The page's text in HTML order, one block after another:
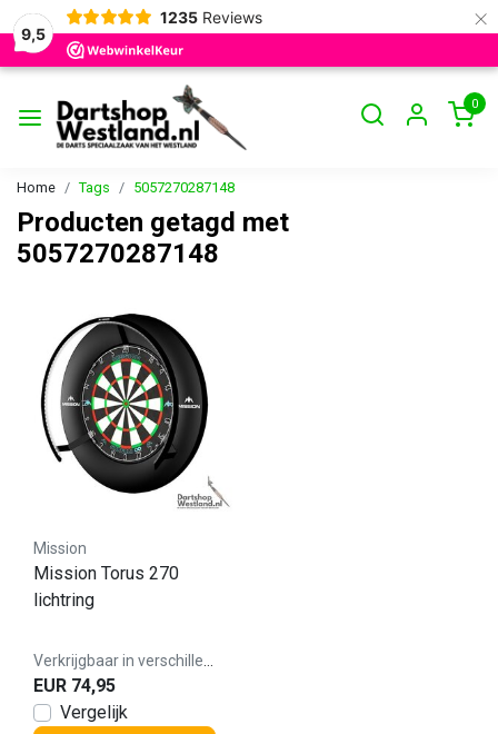
9,5
1235 Reviews ×
0
Home Tags 5057270287148
Producten getagd met
5057270287148
Mission
Mission Torus 270
lichtring
EUR 74,95
Vergelijk